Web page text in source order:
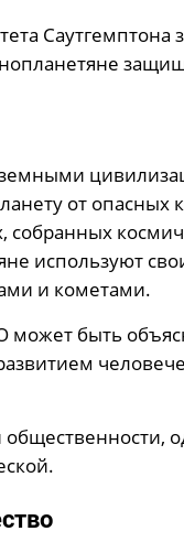
Саутгемптона
от опасных
собранных
используют
и кометами.
может быть